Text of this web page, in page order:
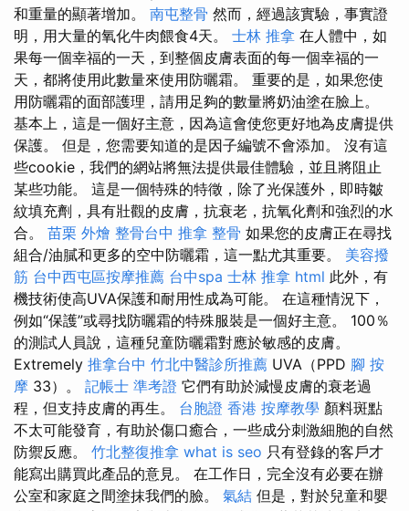
和重量的顯著增加。 南屯整骨 然而，經過該實驗，事實證
明，用大量的氧化牛肉餵食4天。 士林 推拿 在人體中，如
果每一個幸福的一天，到整個皮膚表面的每一個幸福的一
天，都將使用此數量來使用防曬霜。 重要的是，如果您使
用防曬霜的面部護理，請用足夠的數量將奶油塗在臉上。
基本上，這是一個好主意，因為這會使您更好地為皮膚提供
保護。 但是，您需要知道的是因子編號不會添加。 沒有這
些cookie，我們的網站將無法提供最佳體驗，並且將阻止
某些功能。 這是一個特殊的特徵，除了光保護外，即時皺
紋填充劑，具有壯觀的皮膚，抗衰老，抗氧化劑和強烈的水
合。 苗栗 外燴 整骨台中 推拿 整骨 如果您的皮膚正在尋找
組合/油膩和更多的空中防曬霜，這一點尤其重要。 美容撥
筋 台中西屯區按摩推薦 台中spa 士林 推拿 html 此外，有
機技術使高UVA保護和耐用性成為可能。 在這種情況下，
例如“保護”或尋找防曬霜的特殊服裝是一個好主意。 100％
的測試人員說，這種兒童防曬霜對應於敏感的皮膚。
Extremely 推拿台中 竹北中醫診所推薦 UVA（PPD 腳 按
摩 33）。 記帳士 準考證 它們有助於減慢皮膚的衰老過
程，但支持皮膚的再生。 台胞證 香港 按摩教學 顏料斑點
不太可能發育，有助於傷口癒合，一些成分刺激細胞的自然
防禦反應。 竹北整復推拿 what is seo 只有登錄的客戶才
能寫出購買此產品的意見。 在工作日，完全沒有必要在辦
公室和家庭之間塗抹我們的臉。 氣結 但是，對於兒童和嬰